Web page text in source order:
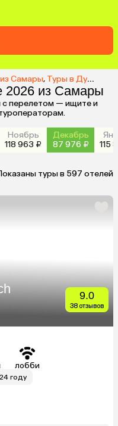
Самары, Туры в Дубай из Самары
2026 из Самары
перелетом — ищите и
Ноябрь
118 963 ₽
Декабрь
87 976 ₽
115
туры в 597 отелей
9.0
38 отзывов
лобби
году